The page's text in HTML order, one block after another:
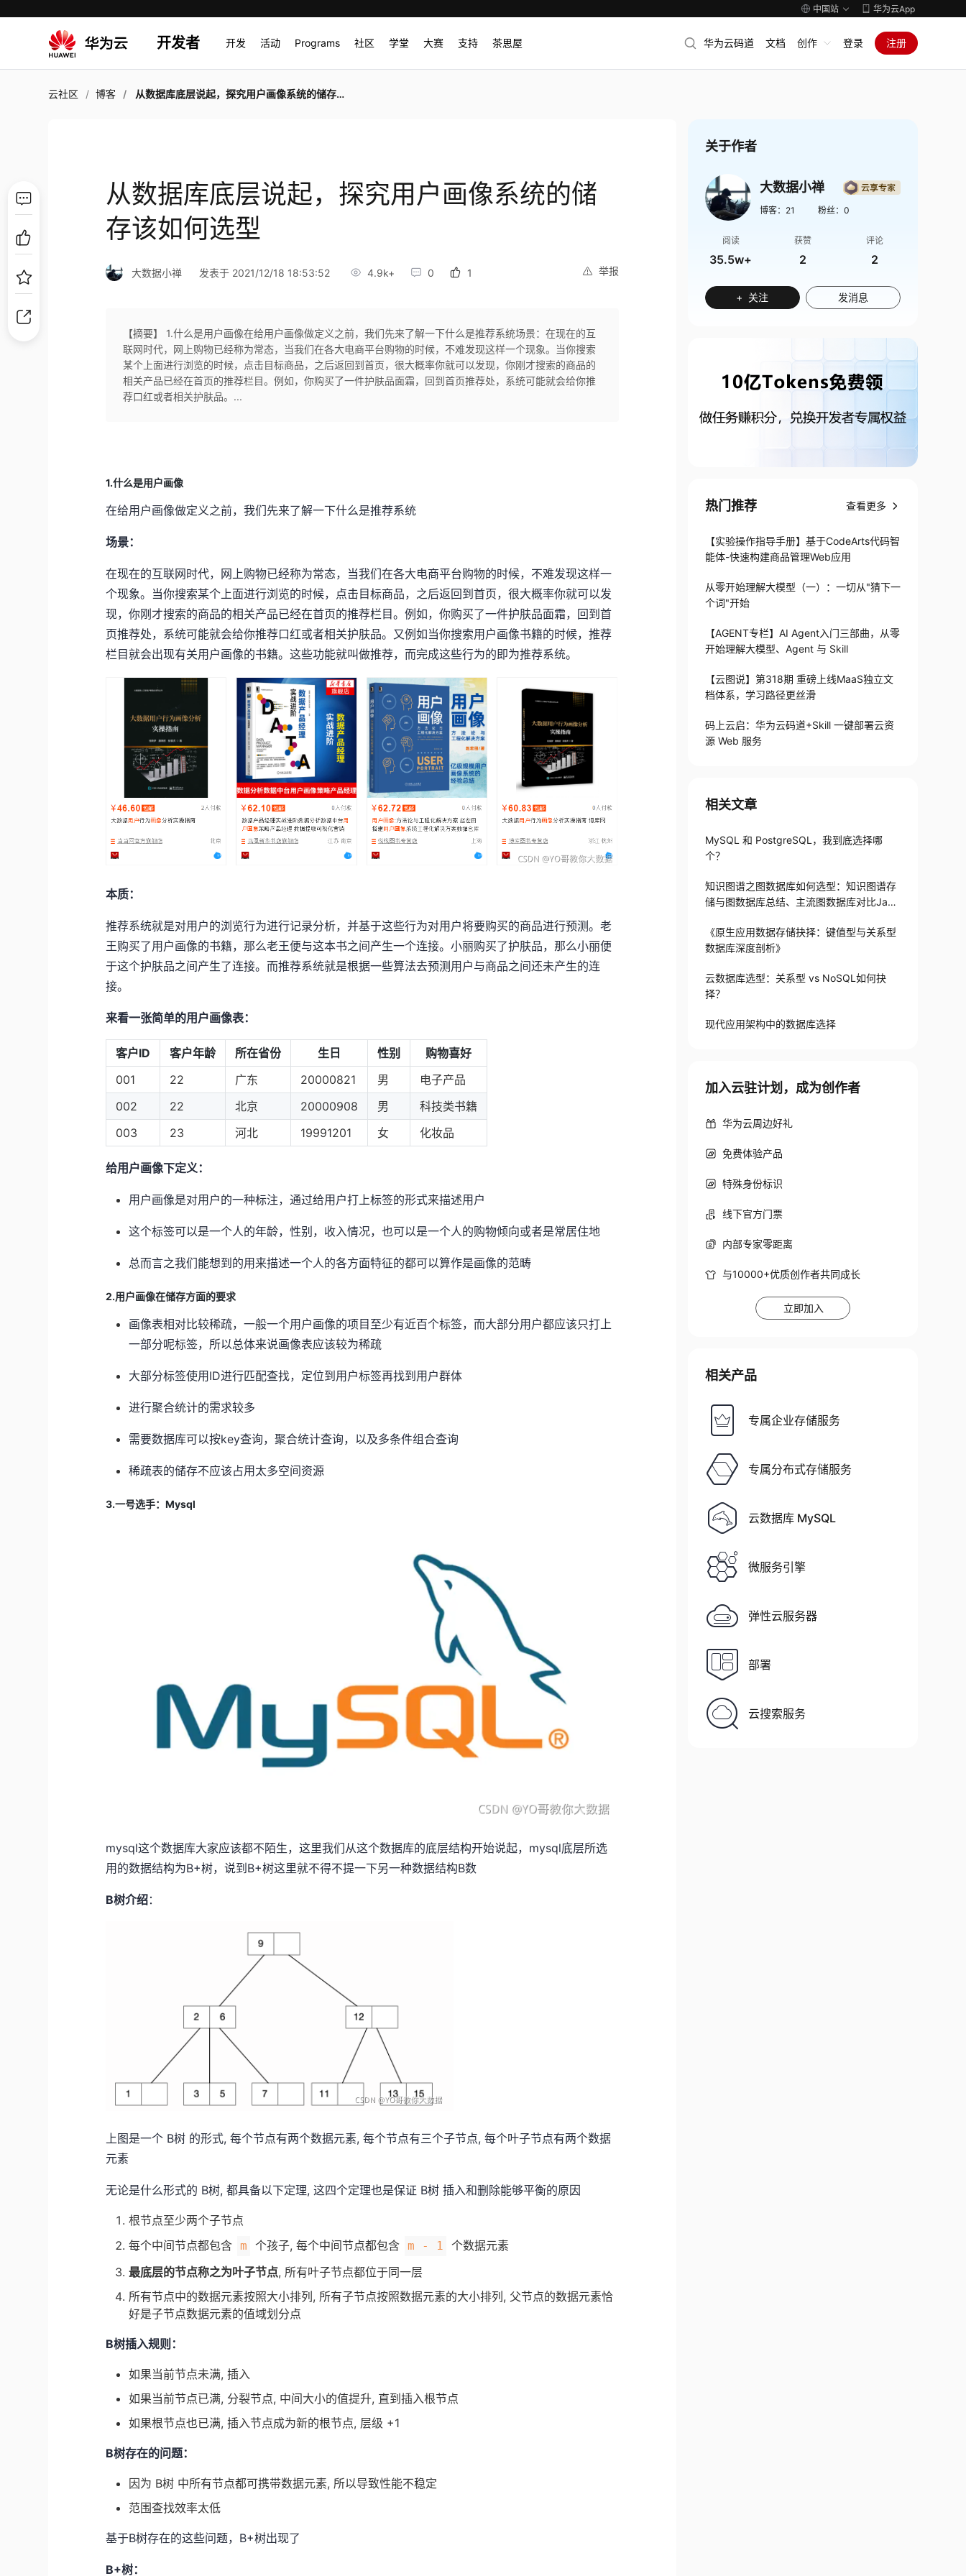
中国站 华为云App
开发者 开发 活动 Programs 社区 学堂 大赛 支持 茶思屋 华为云码道 文档 创作 登录 注册
云社区 博客 从数据库底层说起，探究用户画像系统的储存该如何选型
从数据库底层说起，探究用户画像系统的储
存该如何选型
举报
大数据小禅 发表于 2021/12/18 18:53:52 4.9k+ 0 1
【摘要】 1.什么是用户画像在给用户画像做定义之前，我们先来了解一下什么是推荐系统场景：在现在的互
联网时代，网上购物已经称为常态，当我们在各大电商平台购物的时候，不难发现这样一个现象。当你搜索
某个上面进行浏览的时候，点击目标商品，之后返回到首页，很大概率你就可以发现，你刚才搜索的商品的
相关产品已经在首页的推荐栏目。例如，你购买了一件护肤品面霜，回到首页推荐处，系统可能就会给你推
荐口红或者相关护肤品。...
1.什么是用户画像
在给用户画像做定义之前，我们先来了解一下什么是推荐系统
场景：
在现在的互联网时代，网上购物已经称为常态，当我们在各大电商平台购物的时候，不难发现这样一
个现象。当你搜索某个上面进行浏览的时候，点击目标商品，之后返回到首页，很大概率你就可以发
现，你刚才搜索的商品的相关产品已经在首页的推荐栏目。例如，你购买了一件护肤品面霜，回到首
页推荐处，系统可能就会给你推荐口红或者相关护肤品。又例如当你搜索用户画像书籍的时候，推荐
栏目就会出现有关用户画像的书籍。这些功能就叫做推荐，而完成这些行为的即为推荐系统。
本质：
推荐系统就是对用户的浏览行为进行记录分析，并基于这些行为对用户将要购买的商品进行预测。老
王购买了用户画像的书籍，那么老王便与这本书之间产生一个连接。小丽购买了护肤品，那么小丽便
于这个护肤品之间产生了连接。而推荐系统就是根据一些算法去预测用户与商品之间还未产生的连
接。
来看一张简单的用户画像表：
客户ID 客户年龄 所在省份 生日 性别
购物喜好
001
22 广东 20000821 男
电子产品
002
22 北京 20000908 男
科技类书籍
003
23 河北 19991201 女 化妆品
给用户画像下定义：
用户画像是对用户的一种标注，通过给用户打上标签的形式来描述用户
这个标签可以是一个人的年龄，性别，收入情况，也可以是一个人的购物倾向或者是常居住地
总而言之我们能想到的用来描述一个人的各方面特征的都可以算作是画像的范畴
2.用户画像在储存方面的要求
画像表相对比较稀疏，一般一个用户画像的项目至少有近百个标签，而大部分用户都应该只打上
一部分呢标签，所以总体来说画像表应该较为稀疏
大部分标签使用ID进行匹配查找，定位到用户标签再找到用户群体
进行聚合统计的需求较多
需要数据库可以按key查询，聚合统计查询，以及多条件组合查询
稀疏表的储存不应该占用太多空间资源
3.一号选手：Mysql
mysql这个数据库大家应该都不陌生，这里我们从这个数据库的底层结构开始说起，mysql底层所选
用的数据结构为B+树，说到B+树这里就不得不提一下另一种数据结构B数
B树介绍：
上图是一个 B树 的形式, 每个节点有两个数据元素, 每个节点有三个子节点, 每个叶子节点有两个数据
元素
无论是什么形式的 B树, 都具备以下定理, 这四个定理也是保证 B树 插入和删除能够平衡的原因
根节点至少两个子节点
每个中间节点都包含 m 个孩子, 每个中间节点都包含 m - 1
个数据元素
最底层的节点称之为叶子节点, 所有叶子节点都位于同一层
所有节点中的数据元素按照大小排列, 所有子节点按照数据元素的大小排列, 父节点的数据元素恰
好是子节点数据元素的值域划分点
B树插入规则：
如果当前节点未满, 插入
如果当前节点已满, 分裂节点, 中间大小的值提升, 直到插入根节点
如果根节点也已满, 插入节点成为新的根节点, 层级 +1
B树存在的问题：
因为 B树 中所有节点都可携带数据元素, 所以导致性能不稳定
范围查找效率太低
基于B树存在的这些问题，B+树出现了
B+树：
关于作者
大数据小禅
博客： 21 粉丝： 0
阅读
35.5w+
获赞
2
评论
2
+ 关注 发消息
热门推荐 查看更多
【实验操作指导手册】基于CodeArts代码智
能体-快速构建商品管理Web应用
从零开始理解大模型（一）：一切从"猜下一
个词"开始
【AGENT专栏】AI Agent入门三部曲，从零
开始理解大模型、Agent 与 Skill
【云图说】第318期 重磅上线MaaS独立文
档体系，学习路径更丝滑
码上云启：华为云码道+Skill 一键部署云资
源 Web 服务
相关文章
MySQL 和 PostgreSQL，我到底选择哪
个？
知识图谱之图数据库如何选型：知识图谱存
储与图数据库总结、主流图数据库对比Janu
《原生应用数据存储抉择：键值型与关系型
数据库深度剖析》
云数据库选型：关系型 vs NoSQL如何抉
择？
现代应用架构中的数据库选择
加入云驻计划，成为创作者
华为云周边好礼
免费体验产品
特殊身份标识
线下官方门票
内部专家零距离
与10000+优质创作者共同成长
立即加入
相关产品
专属企业存储服务
专属分布式存储服务
云数据库 MySQL
微服务引擎
弹性云服务器
部署
云搜索服务